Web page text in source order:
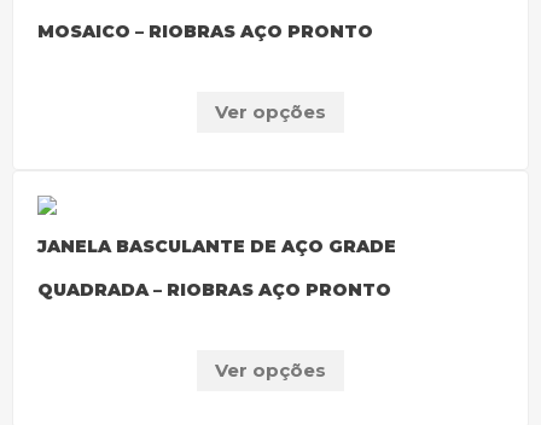
MOSAICO – RIOBRAS AÇO PRONTO
Ver opções
JANELA BASCULANTE DE AÇO GRADE
QUADRADA – RIOBRAS AÇO PRONTO
Ver opções